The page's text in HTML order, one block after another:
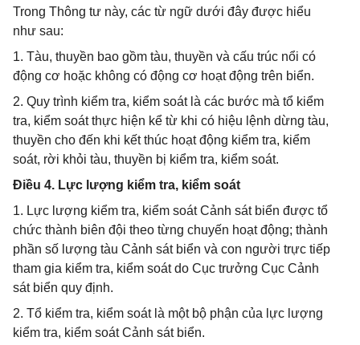
Trong Thông tư này, các từ ngữ dưới đây được hiểu
như sau:
1. Tàu, thuyền bao gồm tàu, thuyền và cấu trúc nổi có
động cơ hoặc không có động cơ hoạt động trên biển.
2. Quy trình kiểm tra, kiểm soát là các bước mà tổ kiểm
tra, kiểm soát thực hiện kể từ khi có hiệu lệnh dừng tàu,
thuyền cho đến khi kết thúc hoạt động kiểm tra, kiểm
soát, rời khỏi tàu, thuyền bị kiểm tra, kiểm soát.
Điều 4. Lực lượng kiểm tra, kiểm soát
1. Lực lượng kiểm tra, kiểm soát Cảnh sát biển được tổ
chức thành biên đội theo từng chuyến hoạt động; thành
phần số lượng tàu Cảnh sát biển và con người trực tiếp
tham gia kiểm tra, kiểm soát do Cục trưởng Cục Cảnh
sát biển quy định.
2. Tổ kiểm tra, kiểm soát là một bộ phận của lực lượng
kiểm tra, kiểm soát Cảnh sát biển.